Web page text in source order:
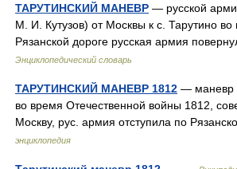
ТАРУТИНСКИЙ МАНЕВР — русской
М. И. Кутузов) от Москвы к с. Тарутино
Рязанской дороге русская армия
Энциклопедический словарь
ТАРУТИНСКИЙ МАНЕВР 1812 — маневр
во время Отечественной войны 1812,
Москву, рус. армия отступила по
энциклопедия